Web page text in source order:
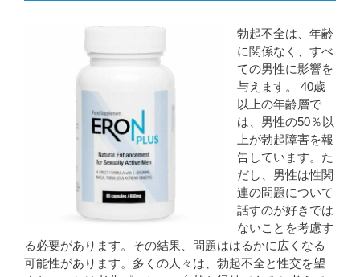
勃起不全は、年齢
に関係なく、すべ
ての男性に影響を
与えます。 40歳
以上の年齢層で
は、男性の50％以
上が勃起障害を報
告しています。た
だし、男性は性関
連の問題について
話すのが好きでは
ないことを考慮す
る必要があります。その結果、問題ははるかに広くなる
可能性があります。多くの人々は、勃起不全と性交を望